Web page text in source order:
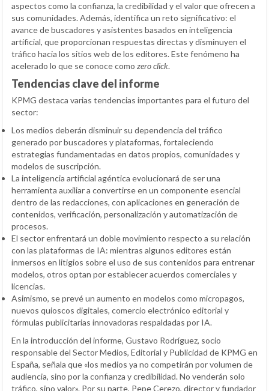
aspectos como la confianza, la credibilidad y el valor que ofrecen a
sus comunidades. Además, identifica un reto significativo: el
avance de buscadores y asistentes basados en inteligencia
artificial, que proporcionan respuestas directas y disminuyen el
tráfico hacia los sitios web de los editores. Este fenómeno ha
acelerado lo que se conoce como zero click.
Tendencias clave del informe
KPMG destaca varias tendencias importantes para el futuro del
sector:
Los medios deberán disminuir su dependencia del tráfico
generado por buscadores y plataformas, fortaleciendo
estrategias fundamentadas en datos propios, comunidades y
modelos de suscripción.
La inteligencia artificial agéntica evolucionará de ser una
herramienta auxiliar a convertirse en un componente esencial
dentro de las redacciones, con aplicaciones en generación de
contenidos, verificación, personalización y automatización de
procesos.
El sector enfrentará un doble movimiento respecto a su relación
con las plataformas de IA: mientras algunos editores están
inmersos en litigios sobre el uso de sus contenidos para entrenar
modelos, otros optan por establecer acuerdos comerciales y
licencias.
Asimismo, se prevé un aumento en modelos como micropagos,
nuevos quioscos digitales, comercio electrónico editorial y
fórmulas publicitarias innovadoras respaldadas por IA.
En la introducción del informe, Gustavo Rodríguez, socio
responsable del Sector Medios, Editorial y Publicidad de KPMG en
España, señala que «los medios ya no competirán por volumen de
audiencia, sino por la confianza y credibilidad. No venderán solo
tráfico, sino valor». Por su parte, Pepe Cerezo, director y fundador